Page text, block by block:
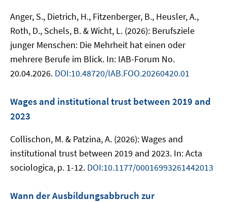
Anger, S., Dietrich, H., Fitzenberger, B., Heusler, A.,
Roth, D., Schels, B. & Wicht, L. (2026): Berufsziele
junger Menschen: Die Mehrheit hat einen oder
mehrere Berufe im Blick. In: IAB-Forum No.
20.04.2026. DOI:10.48720/IAB.FOO.20260420.01
Wages and institutional trust between 2019 and
2023
Collischon, M. & Patzina, A. (2026): Wages and
institutional trust between 2019 and 2023. In: Acta
sociologica, p. 1-12. DOI:10.1177/00016993261442013
Wann der Ausbildungsabbruch zur